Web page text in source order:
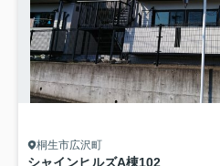
桐生市広沢町
シャインヒルズA棟102